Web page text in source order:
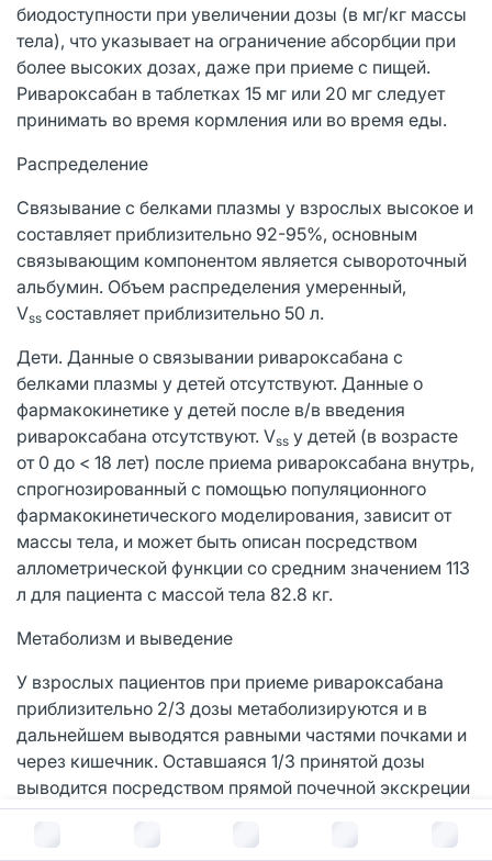
биодоступности при увеличении дозы (в мг/кг массы
тела), что указывает на ограничение абсорбции при
более высоких дозах, даже при приеме с пищей.
Ривароксабан в таблетках 15 мг или 20 мг следует
принимать во время кормления или во время еды.
Распределение
Связывание с белками плазмы у взрослых высокое и
составляет приблизительно 92-95%, основным
связывающим компонентом является сывороточный
альбумин. Объем распределения умеренный,
Vss составляет приблизительно 50 л.
Дети. Данные о связывании ривароксабана с
белками плазмы у детей отсутствуют. Данные о
фармакокинетике у детей после в/в введения
ривароксабана отсутствуют. Vss у детей (в возрасте
от 0 до < 18 лет) после приема ривароксабана внутрь,
спрогнозированный с помощью популяционного
фармакокинетического моделирования, зависит от
массы тела, и может быть описан посредством
аллометрической функции со средним значением 113
л для пациента с массой тела 82.8 кг.
Метаболизм и выведение
У взрослых пациентов при приеме ривароксабана
приблизительно 2/3 дозы метаболизируются и в
дальнейшем выводятся равными частями почками и
через кишечник. Оставшаяся 1/3 принятой дозы
выводится посредством прямой почечной экскреции
в неизмененном виде, главным образом, за счет
активной почечной секреции. Ривароксабан